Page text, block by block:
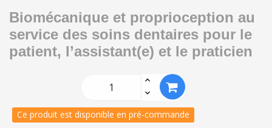
Biomécanique et proprioception au
service des soins dentaires pour le
patient, l’assistant(e) et le praticien
Ce produit est disponible en pré-commande